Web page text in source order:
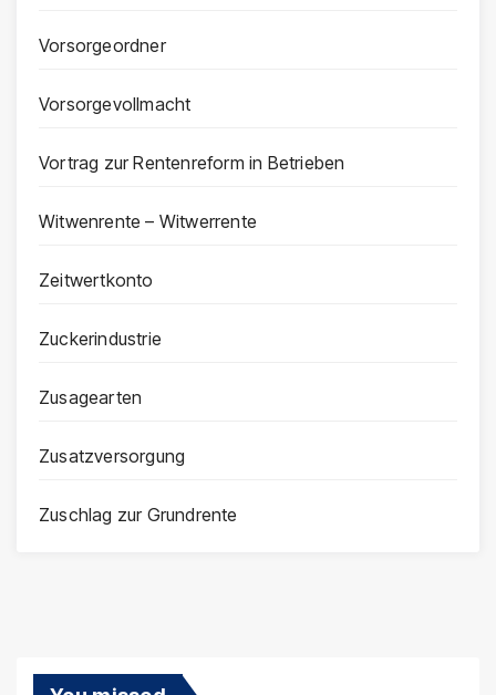
Vorsorgeordner
Vorsorgevollmacht
Vortrag zur Rentenreform in Betrieben
Witwenrente – Witwerrente
Zeitwertkonto
Zuckerindustrie
Zusagearten
Zusatzversorgung
Zuschlag zur Grundrente